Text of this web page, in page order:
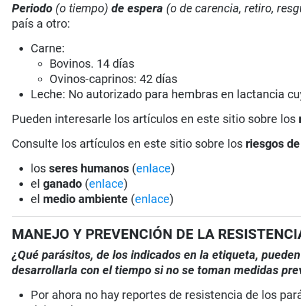
Periodo (o tiempo) de espera (o de carencia, retiro,
país a otro:
Carne:
Bovinos. 14 días
Ovinos-caprinos: 42 días
Leche: No autorizado para hembras en lactancia
Pueden interesarle los artículos en este sitio sobre los
Consulte los artículos en este sitio sobre los riesgos
losseres humanos (enlace)
elganado (enlace)
el medio ambiente (enlace)
MANEJO Y PREVENCIÓN DE LA
¿Qué parásitos, de los indicados en la etiqueta,
desarrollarla con el tiempo si no se toman medidas
Por ahora no hay reportes de resistencia de los